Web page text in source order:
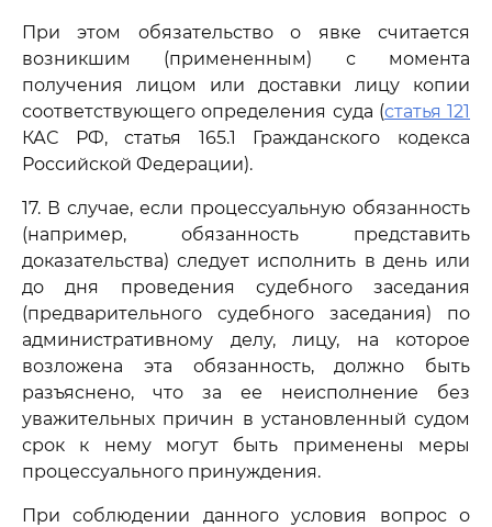
При этом обязательство о явке считается
возникшим (примененным) с момента
получения лицом или доставки лицу копии
соответствующего определения суда (статья 121
КАС РФ, статья 165.1 Гражданского кодекса
Российской Федерации).
17. В случае, если процессуальную обязанность
(например, обязанность представить
доказательства) следует исполнить в день или
до дня проведения судебного заседания
(предварительного судебного заседания) по
административному делу, лицу, на которое
возложена эта обязанность, должно быть
разъяснено, что за ее неисполнение без
уважительных причин в установленный судом
срок к нему могут быть применены меры
процессуального принуждения.
При соблюдении данного условия вопрос о